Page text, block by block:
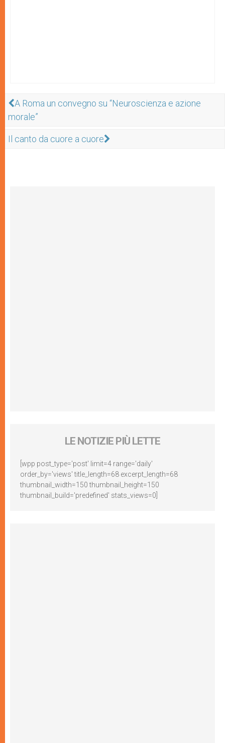
A Roma un convegno su “Neuroscienza e azione
morale”
Il canto da cuore a cuore
LE NOTIZIE PIÙ LETTE
[wpp post_type='post' limit=4 range='daily'
order_by='views' title_length=68 excerpt_length=68
thumbnail_width=150 thumbnail_height=150
thumbnail_build='predefined' stats_views=0]